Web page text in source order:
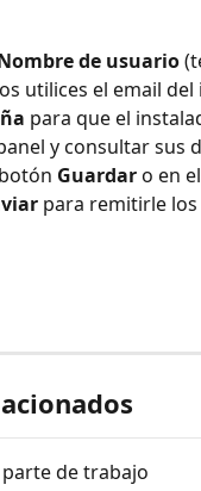
de usuario
utilices el email
para que el
y consultar sus
Guardar o en
para remitirle
de trabajo